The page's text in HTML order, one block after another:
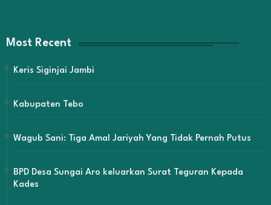
Most Recent
Keris Siginjai Jambi
Kabupaten Tebo
Wagub Sani: Tiga Amal Jariyah Yang Tidak Pernah Putus
BPD Desa Sungai Aro keluarkan Surat Teguran Kepada
Kades